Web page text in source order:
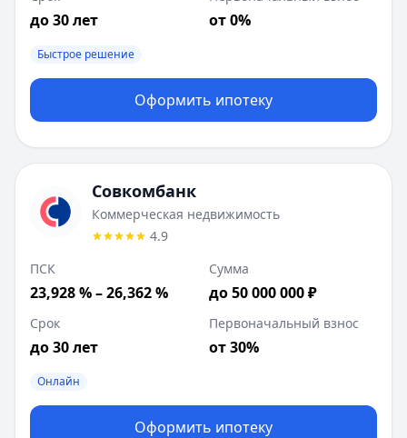
до 30 лет от 0%
Быстрое решение
Оформить ипотеку
Совкомбанк
Коммерческая недвижимость
4.9
ПСК
23,928 % – 26,362 %
Сумма
до 50 000 000 ₽
Срок
до 30 лет
Первоначальный взнос
от 30%
Онлайн
Оформить ипотеку